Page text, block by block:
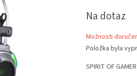
cena:
Na dotaz
Možnosti
Položka byla
SPIRIT OF